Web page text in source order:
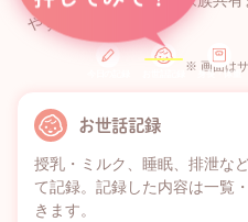
やすく残せます。
身長・体重
※ 画面は
お世話記録
授乳・ミルク、睡眠、排泄な
て記録。記録した内容は一覧
きます。